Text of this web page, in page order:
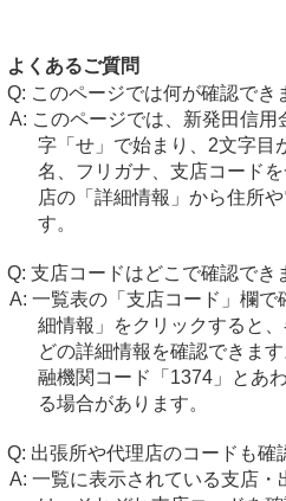
よくあるご質問
このページでは何が確認でき
このページでは、新発田信
字「せ」で始まり、2文字目
名、フリガナ、支店コード
店の「詳細情報」から住所
す。
支店コードはどこで確認でき
一覧表の「支店コード」欄で
細情報」をクリックすると
どの詳細情報を確認できま
融機関コード「1374」とあ
る場合があります。
出張所や代理店のコードも確
一覧に表示されている支店・